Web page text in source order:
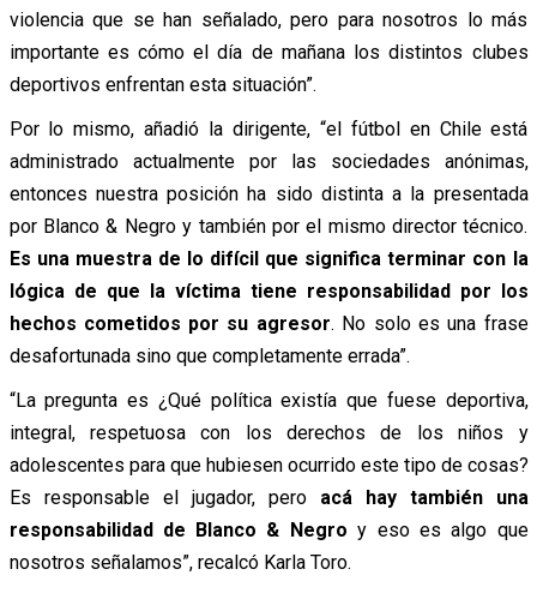
violencia que se han señalado, pero para nosotros lo más
importante es cómo el día de mañana los distintos clubes
deportivos enfrentan esta situación”.
Por lo mismo, añadió la dirigente, “el fútbol en Chile está
administrado actualmente por las sociedades anónimas,
entonces nuestra posición ha sido distinta a la presentada
por Blanco & Negro y también por el mismo director técnico.
Es una muestra de lo difícil que significa terminar con la
lógica de que la víctima tiene responsabilidad por los
hechos cometidos por su agresor. No solo es una frase
desafortunada sino que completamente errada”.
“La pregunta es ¿Qué política existía que fuese deportiva,
integral, respetuosa con los derechos de los niños y
adolescentes para que hubiesen ocurrido este tipo de cosas?
Es responsable el jugador, pero acá hay también una
responsabilidad de Blanco & Negro y eso es algo que
nosotros señalamos”, recalcó Karla Toro.